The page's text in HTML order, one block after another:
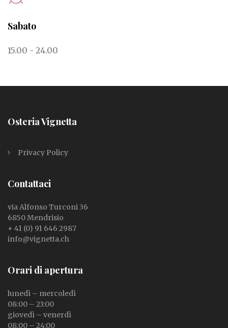
Sabato
15.00 - 24.00
Osteria Vignetta
Privacy Policy
Contattaci
via Alfonso Turconi 36
6850 Mendrisio
+ 41 (0) 91 646 2987
info@vignetta.ch
Orari di apertura
lunedì – mercoledì
08:00 – 23:00
giovedì – venerdì
08:00 – 24:00